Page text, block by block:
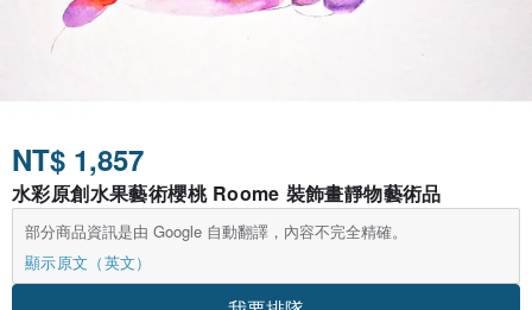
NT$ 1,857
水彩原創水果藝術櫻桃 Roome 裝飾畫靜物藝術品
部分商品資訊是由 Google 自動翻譯，內容不完全精確。
顯示原文（英文）